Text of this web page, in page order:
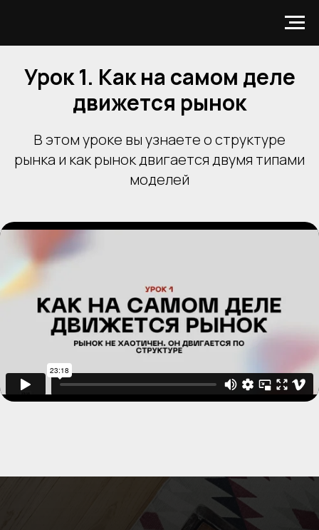
Урок 1. Как на самом деле
движется рынок
В этом уроке вы узнаете о структуре
рынка и как рынок двигается двумя типами
моделей